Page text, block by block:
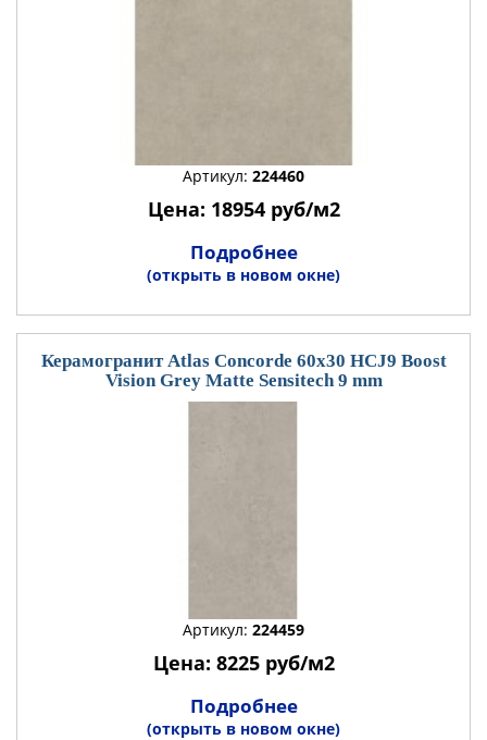
Артикул: 224460
Цена: 18954 руб/м2
Подробнее
(открыть в новом окне)
Керамогранит Atlas Concorde 60x30 HCJ9 Boost
Vision Grey Matte Sensitech 9 mm
Артикул: 224459
Цена: 8225 руб/м2
Подробнее
(открыть в новом окне)